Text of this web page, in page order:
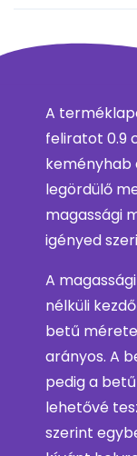
A
feliratot 0.9
keményhab
legördülő
magassági
igényed
A
nélküli
betű
arányos. A
pedig a
lehetővé
szerint